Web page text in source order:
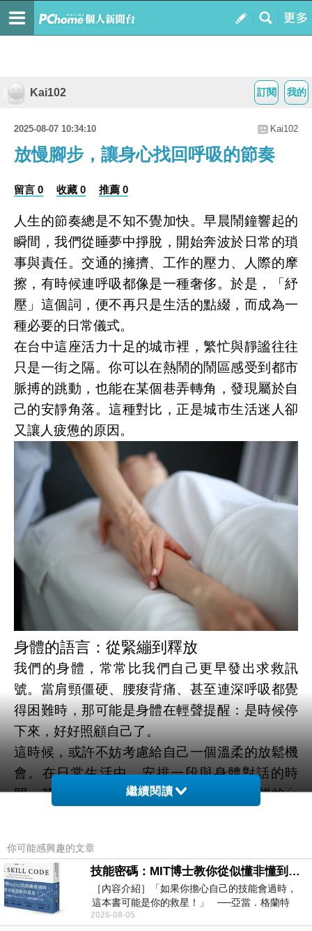
我的
訂閱
Kai102
2025-08-07 10:34:10 Kai102
放慢腳步，讓身心找回呼吸的節奏
留言 0 收藏 0 推薦 0
人生的節奏總是不知不覺加快。早晨鬧鐘響起的
瞬間，我們從睡夢中掙脫，開始奔波於日常的瑣
事與責任。交通的擁擠、工作的壓力、人際的摩
擦，有時候連呼吸都像是一種奢侈。於是，「紓
壓」這個詞，便不再只是生活的點綴，而成為一
種必要的日常儀式。
在台中這座活力十足的城市裡，繁忙與靜謐往往
只是一街之隔。你可以在熱鬧的鬧區感受到都市
脈搏的跳動，也能在某個巷弄轉角，發現屬於自
己的安靜角落。這種對比，正是城市生活迷人卻
又讓人疲憊的原因。
身體的語言：從緊繃到釋放
我們的身體，常常比我們自己更早發出求救訊
號。當肩頸僵硬、腰痠背痛、甚至連深呼吸都覺
得困難時，那可能是身體在輕聲提醒：是時候停
下來，好好照顧自己了。
這時候，或許不妨考慮給自己一個溫柔的放鬆機
會。在日常生活中，安排一段與身體對話的時
間，其實並不困難。例如，找一間評價不錯的台
般。
按摩不僅僅是放鬆肌肉，更是一種身心的溫柔安
撫。從背部傳來的熱度、掌心的節奏、呼吸的調
整，一點一滴讓我們重新找回與自己身體的連
繼續閱讀
你可能感興趣的文章
技能密碼：MIT博士教你從似懂非懂到穩定輸出，把專業變事業的職能升級攻略 /麥特．比恩(容錯)
［內容介紹］「如果你擔心自己的技能會過時，
這本書可能是你的救星！」 ──亞當．格蘭特
（Adam Grant），《
2026-08-05